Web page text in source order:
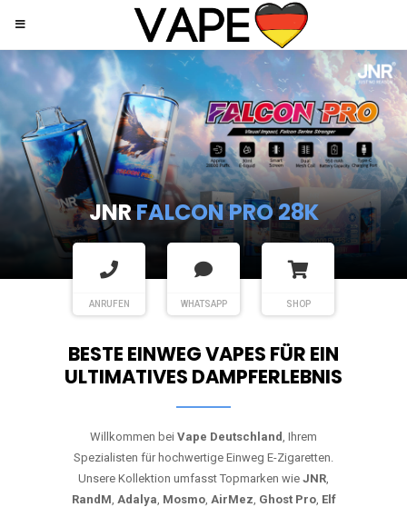
JNRSHISHA HOOKAH MAX
ANRUFEN WHATSAPP SHOP
BESTE EINWEG VAPES FÜR EIN
ULTIMATIVES DAMPFERLEBNIS
Willkommen bei Vape Deutschland, Ihrem
Spezialisten für hochwertige Einweg E-Zigaretten.
Unsere Kollektion umfasst Topmarken wie JNR,
RandM, Adalya, Mosmo, AirMez, Ghost Pro, Elf